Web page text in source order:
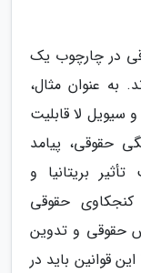
در چارچوب یک
به عنوان مثال،
سیویل لا قابلیت
حقوقی، پیامد
بریتانیا و
حقوقی
حقوقی و تدوین
قوانین باید در